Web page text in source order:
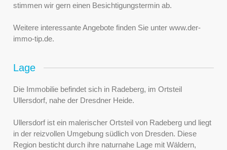
stimmen wir gern einen Besichtigungstermin ab.
Weitere interessante Angebote finden Sie unter www.der-
immo-tip.de.
Lage
Die Immobilie befindet sich in Radeberg, im Ortsteil
Ullersdorf, nahe der Dresdner Heide.
Ullersdorf ist ein malerischer Ortsteil von Radeberg und liegt
in der reizvollen Umgebung südlich von Dresden. Diese
Region besticht durch ihre naturnahe Lage mit Wäldern,